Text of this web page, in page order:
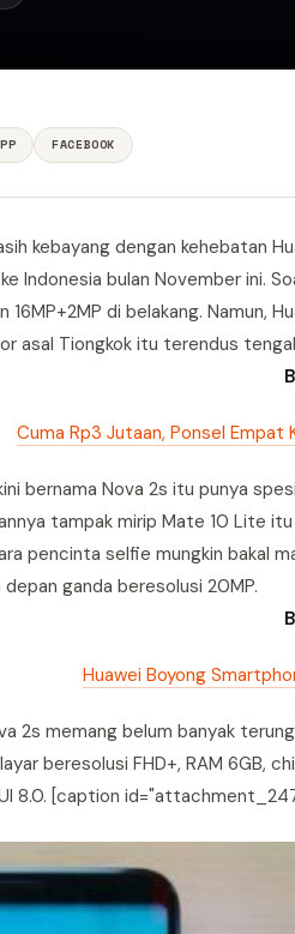
FACEBOOK
kebayang dengan kehebatan
Indonesia bulan November ini.
16MP+2MP di belakang.
asal Tiongkok itu terendus
Cuma Rp3 Jutaan, Ponsel Empat
bernama Nova 2s itu punya
tampak mirip Mate 10 Lite
pencinta selfie mungkin bakal
ganda beresolusi 20MP.
Huawei Boyong
2s memang belum banyak
beresolusi FHD+, RAM 6GB,
8.0. [caption